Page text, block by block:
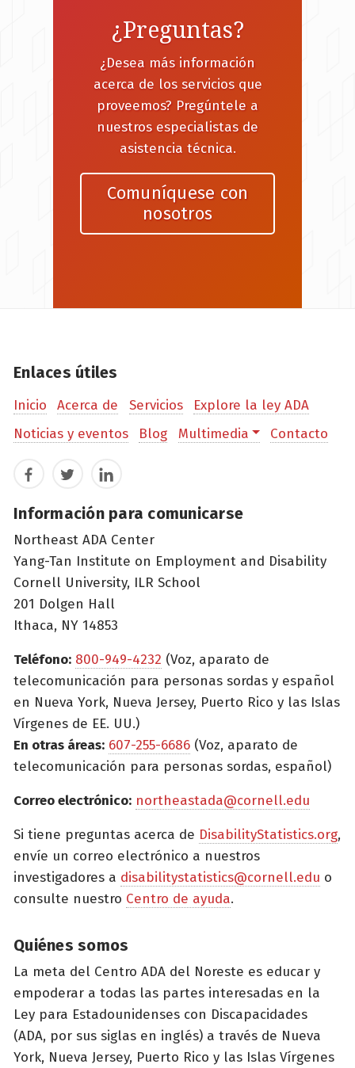
¿Preguntas?
¿Desea más información
acerca de los servicios que
proveemos? Pregúntele a
nuestros especialistas de
asistencia técnica.
Comuníquese con
nosotros
Enlaces útiles
Inicio Acerca de Servicios
Explore la ley ADA
Noticias y eventos
Blog Multimedia Contacto
FacebookTwitterLinkedIn
Información para comunicarse
Northeast ADA Center
Yang-Tan Institute on Employment and Disability
Cornell University, ILR School
201 Dolgen Hall
Ithaca, NY 14853
Teléfono: 800-949-4232 (Voz, aparato de
telecomunicación para personas sordas y español
en Nueva York, Nueva Jersey, Puerto Rico y las Islas
Vírgenes de EE. UU.)
En otras áreas: 607-255-6686 (Voz, aparato de
telecomunicación para personas sordas, español)
Correo electrónico: northeastada@cornell.edu
Si tiene preguntas acerca de DisabilityStatistics.org,
envíe un correo electrónico a nuestros
investigadores a disabilitystatistics@cornell.edu o
consulte nuestro Centro de ayuda.
Quiénes somos
La meta del Centro ADA del Noreste es educar y
empoderar a todas las partes interesadas en la
Ley para Estadounidenses con Discapacidades
(ADA, por sus siglas en inglés) a través de Nueva
York, Nueva Jersey, Puerto Rico y las Islas Vírgenes